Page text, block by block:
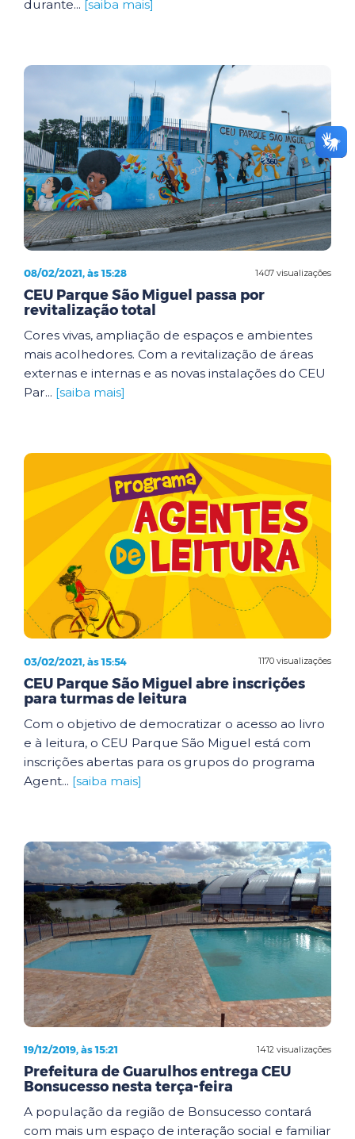
durante... [saiba mais]
1407 visualizações
08/02/2021, às 15:28
CEU Parque São Miguel passa por
revitalização total
Cores vivas, ampliação de espaços e ambientes
mais acolhedores. Com a revitalização de áreas
externas e internas e as novas instalações do CEU
Par... [saiba mais]
1170 visualizações
03/02/2021, às 15:54
CEU Parque São Miguel abre inscrições
para turmas de leitura
Com o objetivo de democratizar o acesso ao livro
e à leitura, o CEU Parque São Miguel está com
inscrições abertas para os grupos do programa
Agent... [saiba mais]
1412 visualizações
19/12/2019, às 15:21
Prefeitura de Guarulhos entrega CEU
Bonsucesso nesta terça-feira
A população da região de Bonsucesso contará
com mais um espaço de interação social e familiar